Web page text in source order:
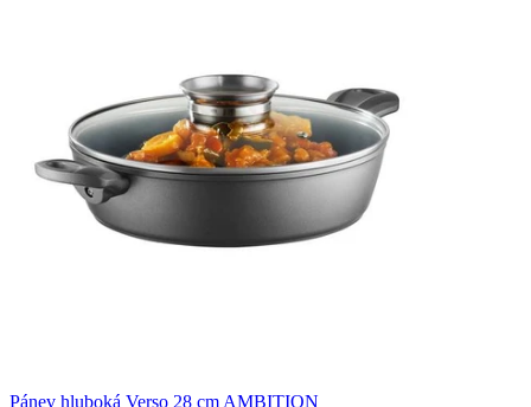
Pánev hluboká Verso 28 cm AMBITION